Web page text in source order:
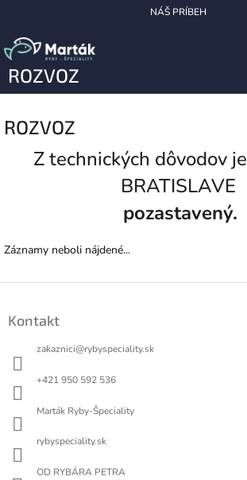
obsah
NÁŠ PRÍBEH
ROZVOZ
ROZVOZ
Z technických dôvodov je
BRATISLAVE
pozastavený.
Záznamy neboli nájdené...
Kontakt
zakaznici@rybyspeciality.sk
+421 950 592 536
Marták Ryby-Špeciality
rybyspeciality.sk
OD RYBÁRA PETRA